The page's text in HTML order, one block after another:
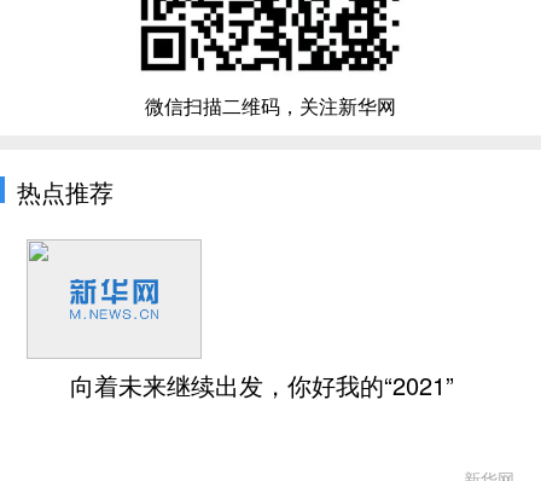
微信扫描二维码，关注新华网
热点推荐
向着未来继续出发，你好我的“2021”